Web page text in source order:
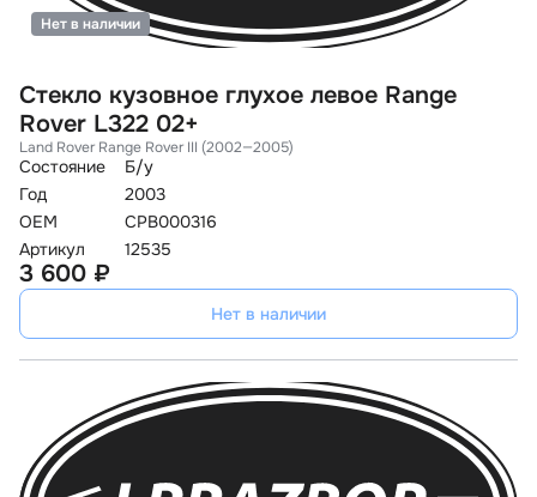
Стекло кузовное глухое левое Range
Rover L322 02+
Land Rover Range Rover III (2002—2005)
Состояние
Б/у
Год
2003
OEM
CPB000316
Артикул
12535
Нет в наличии
3 600 ₽
Нет в наличии